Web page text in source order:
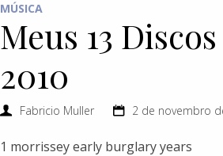
MÚSICA
Meus 13
2010
Fabricio Muller 2 de novembro
1 morrissey early burglary years